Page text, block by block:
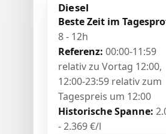
Diesel
Beste Zeit im
8 - 12h
Referenz: 00:00-11:59
relativ zu Vortag 12:00,
12:00-23:59 relativ zum
Tagespreis um 12:00
Historische Spanne:
- 2.369 €/l